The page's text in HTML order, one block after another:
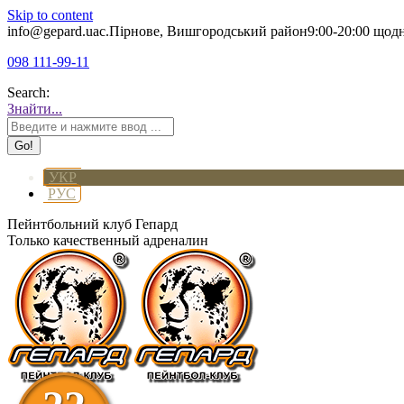
Skip to content
info@gepard.uaс.Пірнове, Вишгородський район9:00-20:00
098 111-99-11
Search:
Знайти...
УКР
РУС
Пейнтбольний клуб Гепард
Только качественный адреналин